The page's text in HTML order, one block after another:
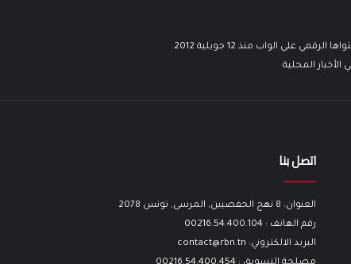
الواب منذ 12 جويلية 2012.
المحلية
اتصل بنا
العنوان: 8 نهج الحفصيين, المرسى, تونس 2078
رقم الهاتف : 00216.54.400.104
البريد الالكتروني: contact@rbn.tn